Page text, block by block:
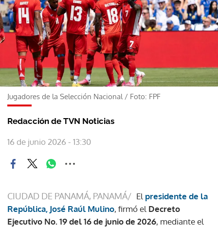
Jugadores de la Selección Nacional / Foto: FPF
Redacción de TVN Noticias
16 de junio 2026 - 13:30
CIUDAD DE PANAMÁ, PANAMÁ/ El presidente de la
República, José Raúl Mulino, firmó el Decreto
Ejecutivo No. 19 del 16 de junio de 2026, mediante el